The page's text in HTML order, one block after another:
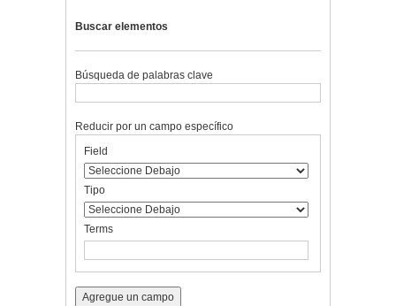
Buscar elementos
Búsqueda de palabras clave
rows
"Reducir
por
específico":
1
Reducir por un campo específico
de
búsqueda
de
búsqueda
de
búsqueda
de
Búsqueda
Field
Tipo
Terms
Agregue un campo